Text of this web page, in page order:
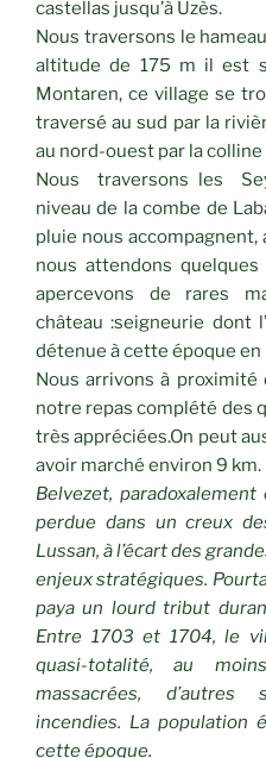
castellas jusqu’à Uzès.
Nous traversons le
altitude de 175 m il est
Montaren, ce village se
traversé au sud par la
au nord-ouest par la
Nous traversons les
niveau de la combe de
pluie nous accompagnent,
nous attendons
apercevons de rares
château :seigneurie dont
détenue à cette époque en
Nous arrivons à proximité
notre repas complété des
très appréciées.On peut
avoir marché environ 9 km.
Belvezet,
perdue dans un creux
Lussan, à l’écart des
enjeux stratégiques.
paya un lourd tribut
Entre 1703 et 1704, le
quasi-totalité, au
massacrées, d’autres
incendies. La population
cette époque.